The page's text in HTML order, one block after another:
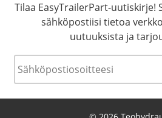
Tilaa EasyTrailerPart-uutiskirje!
sähköpostiisi tietoa
uutuuksista ja